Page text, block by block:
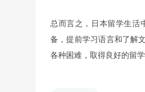
总而言之，日本留学生活
备，提前学习语言和了解
各种困难，取得良好的留学